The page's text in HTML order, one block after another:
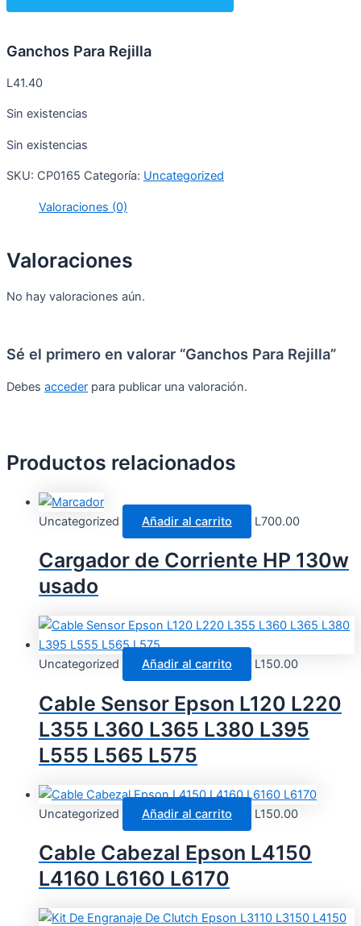
Ganchos Para Rejilla
L41.40
Sin existencias
Sin existencias
SKU: CP0165 Categoría: Uncategorized
Valoraciones (0)
Valoraciones
No hay valoraciones aún.
Sé el primero en valorar “Ganchos Para Rejilla”
Debes acceder para publicar una valoración.
Productos relacionados
Uncategorized Añadir al carrito L700.00
Cargador de Corriente HP 130w
usado
Uncategorized Añadir al carrito L150.00
Cable Sensor Epson L120 L220
L355 L360 L365 L380 L395
L555 L565 L575
Uncategorized Añadir al carrito L150.00
Cable Cabezal Epson L4150
L4160 L6160 L6170